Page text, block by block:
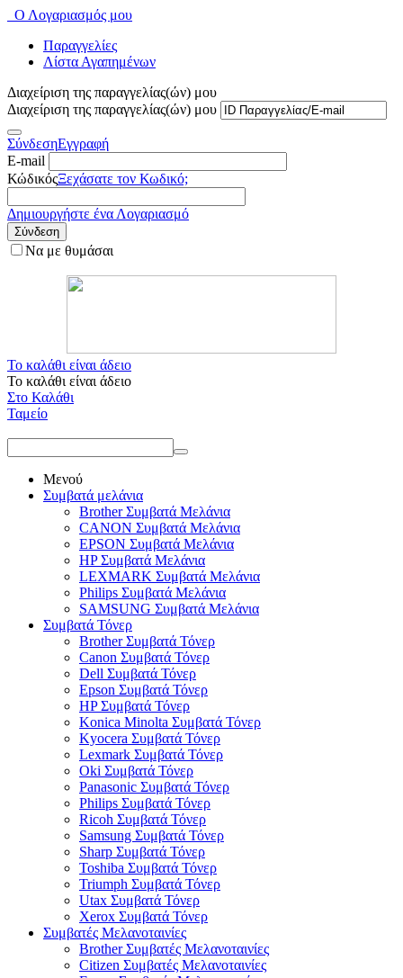
Ο Λογαριασμός μου
Παραγγελίες
Λίστα Αγαπημένων
Διαχείριση της παραγγελίας(ών) μου
Διαχείριση της παραγγελίας(ών) μου
ΣύνδεσηΕγγραφή
E-mail
ΚώδικόςΞεχάσατε τον Κωδικό;
Δημιουργήστε ένα Λογαριασμό
Σύνδεση
Να με θυμάσαι
Το καλάθι είναι άδειο
Το καλάθι είναι άδειο
Στο Καλάθι
Ταμείο
Μενού
Συμβατά μελάνια
Brother Συμβατά Μελάνια
CANON Συμβατά Μελάνια
EPSON Συμβατά Μελάνια
HP Συμβατά Μελάνια
LEXMARK Συμβατά Μελάνια
Philips Συμβατά Μελάνια
SAMSUNG Συμβατά Μελάνια
Συμβατά Τόνερ
Brother Συμβατά Τόνερ
Canon Συμβατά Τόνερ
Dell Συμβατά Τόνερ
Epson Συμβατά Τόνερ
HP Συμβατά Τόνερ
Konica Minolta Συμβατά Τόνερ
Kyocera Συμβατά Τόνερ
Lexmark Συμβατά Τόνερ
Oki Συμβατά Τόνερ
Panasonic Συμβατά Τόνερ
Philips Συμβατά Τόνερ
Ricoh Συμβατά Τόνερ
Samsung Συμβατά Τόνερ
Sharp Συμβατά Τόνερ
Toshiba Συμβατά Τόνερ
Triumph Συμβατά Τόνερ
Utax Συμβατά Τόνερ
Xerox Συμβατά Τόνερ
Συμβατές Μελανοταινίες
Brother Συμβατές Μελανοταινίες
Citizen Συμβατές Μελανοταινίες